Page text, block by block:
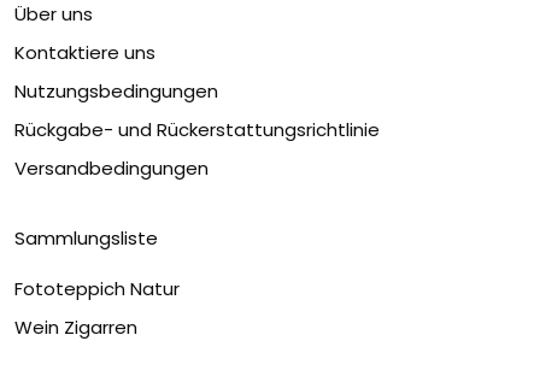
Über uns
Kontaktiere uns
Nutzungsbedingungen
Rückgabe- und Rückerstattungsrichtlinie
Versandbedingungen
Sammlungsliste
Fototeppich Natur
Wein Zigarren